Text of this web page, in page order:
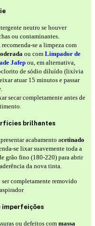
neutro se houver
ou contaminantes.
se a limpeza com
ou com Limpador de
Jafep ou, em alternativa,
de sódio diluído (lixívia
atuar 15 minutos e passar
secar completamente antes de
brilhantes
acabamento acetinado
se lixar suavemente toda a
grão fino (180-220) para abrir
da nova tinta.
completamente removido
imperfeições
ou defeitos com massa